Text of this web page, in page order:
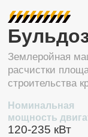
Землеройная
расчистки
строительства
Номинальная
мощность
120-235 кВт